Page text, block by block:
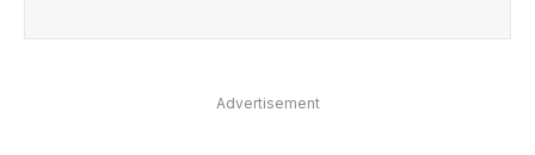
Advertisement